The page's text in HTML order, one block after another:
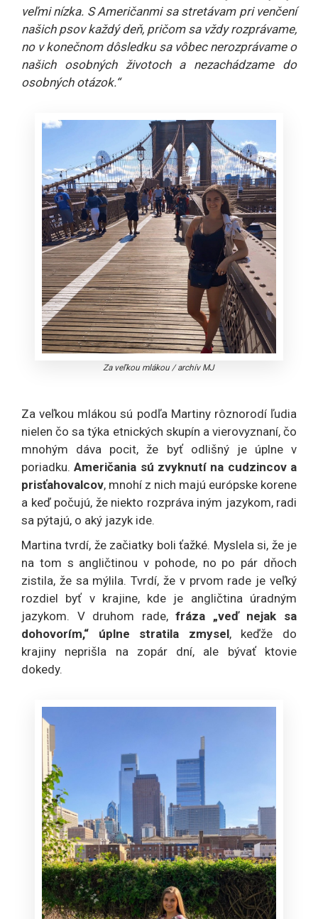
veľmi nízka. S Američanmi sa stretávam pri venčení
našich psov každý deň, pričom sa vždy rozprávame,
no v konečnom dôsledku sa vôbec nerozprávame o
našich osobných životoch a nezachádzame do
osobných otázok.“
Za veľkou mlákou/archív MJ
Za veľkou mlákou sú podľa Martiny rôznorodí ľudia
nielen čo sa týka etnických skupín a vierovyznaní, čo
mnohým dáva pocit, že byť odlišný je úplne v
poriadku.Američania sú zvyknutí na cudzincov a
prisťahovalcov, mnohí z nich majú európske korene
a keď počujú, že niekto rozpráva iným jazykom, radi
sa pýtajú, o aký jazyk ide.
Martina tvrdí, že začiatky boli ťažké. Myslela si, že je
na tom s angličtinou v pohode, no po pár dňoch
zistila, že sa mýlila. Tvrdí, že v prvom rade je veľký
rozdiel byť v krajine, kde je angličtina úradným
jazykom. V druhom rade,fráza „veď nejak sa
dohovorím,“ úplne stratila zmysel, keďže do
krajiny neprišla na zopár dní, ale bývať ktovie
dokedy.